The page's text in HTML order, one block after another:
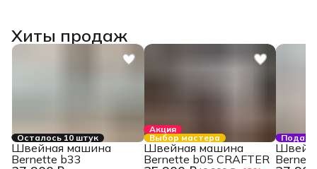
Хиты продаж
Осталось 10 штук
Швейная машина
Bernette b33
Акция
Выбор мастера
Швейная машина
Bernette b05 CRAFTER